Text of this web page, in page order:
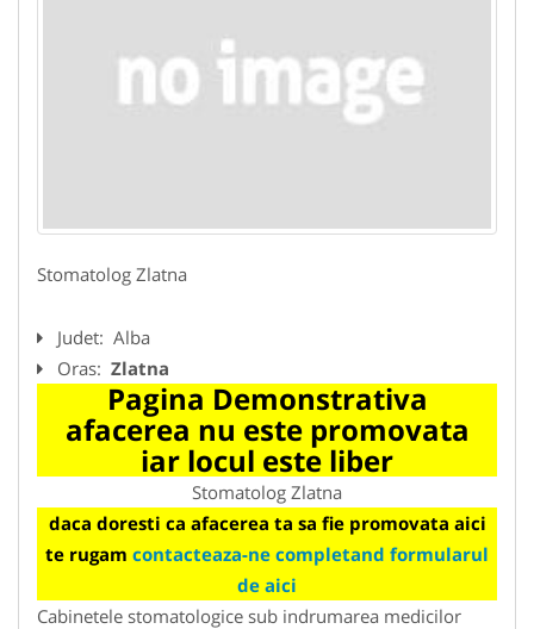
Stomatolog Zlatna
Judet: Alba
Oras: Zlatna
Pagina Demonstrativa
afacerea nu este promovata
iar locul este liber
Stomatolog Zlatna
daca doresti ca afacerea ta sa fie promovata aici
te rugam contacteaza-ne completand formularul
de aici
Cabinetele stomatologice sub indrumarea medicilor